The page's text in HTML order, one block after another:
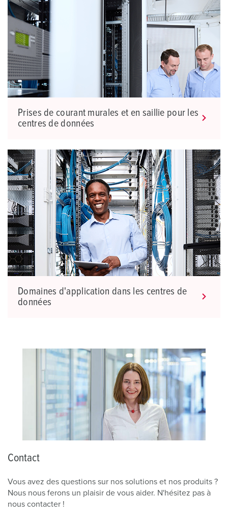
Prises de courant murales et en saillie pour les
centres de données
Domaines d'application dans les centres de
données
Contact
Vous avez des questions sur nos solutions et nos produits ?
Nous nous ferons un plaisir de vous aider. N'hésitez pas à
nous contacter !